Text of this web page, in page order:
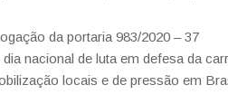
da portaria 983/2020 – 37
nacional de luta em defesa da
locais e de pressão em